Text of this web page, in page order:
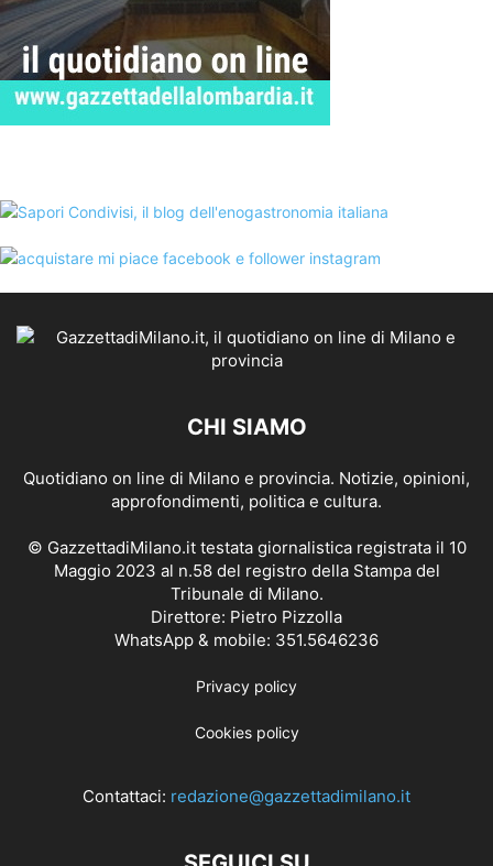
CHI SIAMO
Quotidiano on line di Milano e provincia. Notizie, opinioni,
approfondimenti, politica e cultura.
© GazzettadiMilano.it testata giornalistica registrata il 10
Maggio 2023 al n.58 del registro della Stampa del
Tribunale di Milano.
Direttore: Pietro Pizzolla
WhatsApp & mobile: 351.5646236
Privacy policy
Cookies policy
Contattaci: redazione@gazzettadimilano.it